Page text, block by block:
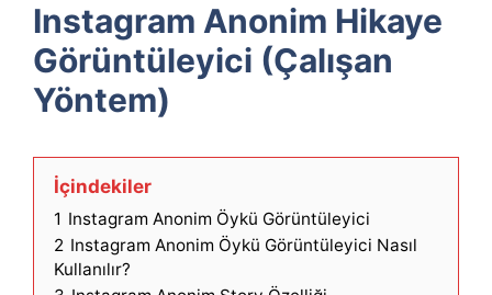
Instagram Anonim Hikaye
Görüntüleyici (Çalışan
Yöntem)
İçindekiler
1 Instagram Anonim Öykü Görüntüleyici
2 Instagram Anonim Öykü Görüntüleyici Nasıl
Kullanılır?